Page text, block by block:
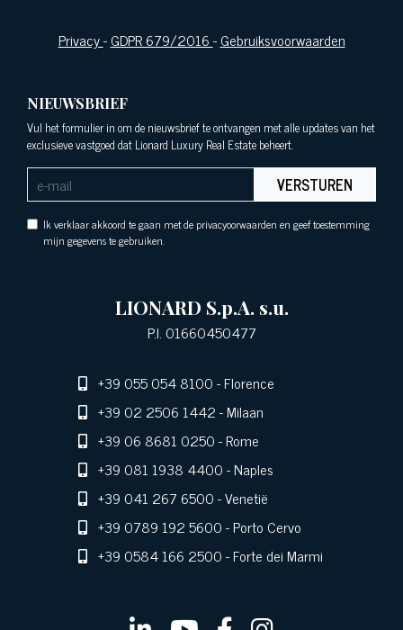
Privacy-GDPR 679/2016-Gebruiksvoorwaarden
NIEUWSBRIEF
Vul het formulier in om de nieuwsbrief te ontvangen met alle updates van het
exclusieve vastgoed dat Lionard Luxury Real Estate beheert.
VERSTUREN
Ik verklaar akkoord te gaan met de privacyoorwaarden en geef toestemming
mijn gegevens te gebruiken.
LIONARD S.p.A. s.u.
P.I. 01660450477
+39 055 054 8100- Florence
+39 02 2506 1442- Milaan
+39 06 8681 0250- Rome
+39 081 1938 4400- Naples
+39 041 267 6500- Venetië
+39 0789 192 5600- Porto Cervo
+39 0584 166 2500- Forte dei Marmi